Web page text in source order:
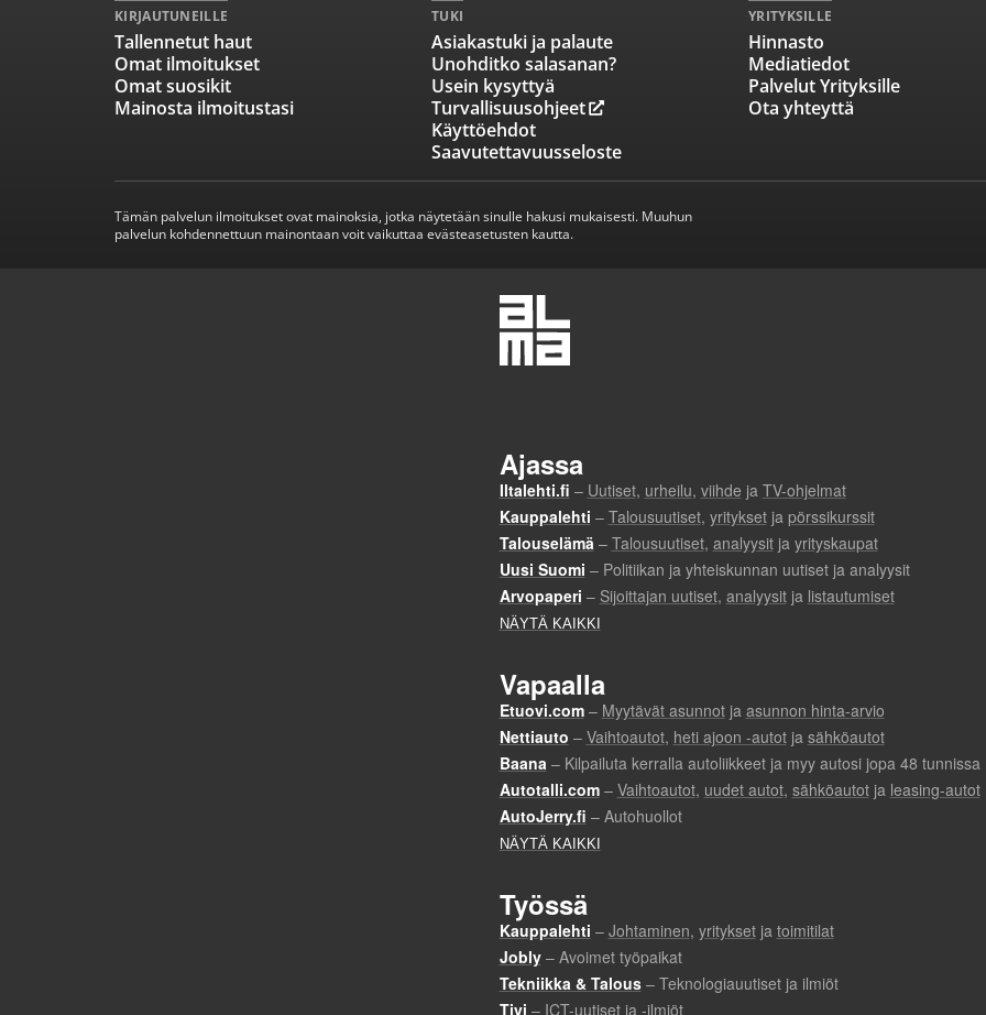
KIRJAUTUNEILLE
Tallennetut haut
Omat ilmoitukset
Omat suosikit
Mainosta ilmoitustasi
TUKI
Asiakastuki ja palaute
Unohditko salasanan?
Usein kysyttyä
Turvallisuusohjeet
Käyttöehdot
Saavutettavuusseloste
YRITYKSILLE
Hinnasto
Mediatiedot
Palvelut Yrityksille
Ota yhteyttä
Tämän palvelun ilmoitukset ovat mainoksia, jotka näytetään sinulle hakusi mukaisesti. Muuhun
palvelun kohdennettuun mainontaan voit vaikuttaa evästeasetusten kautta.